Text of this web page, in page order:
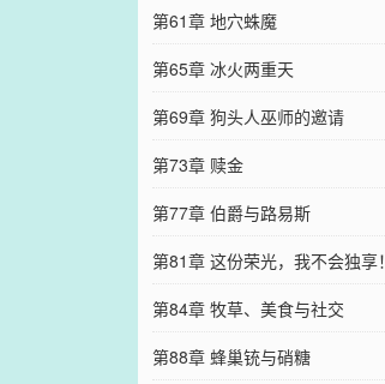
第61章 地穴蛛魔
第65章 冰火两重天
第69章 狗头人巫师的邀请
第73章 赎金
第77章 伯爵与路易斯
第81章 这份荣光，我不会独享！
第84章 牧草、美食与社交
第88章 蜂巢铳与硝糖